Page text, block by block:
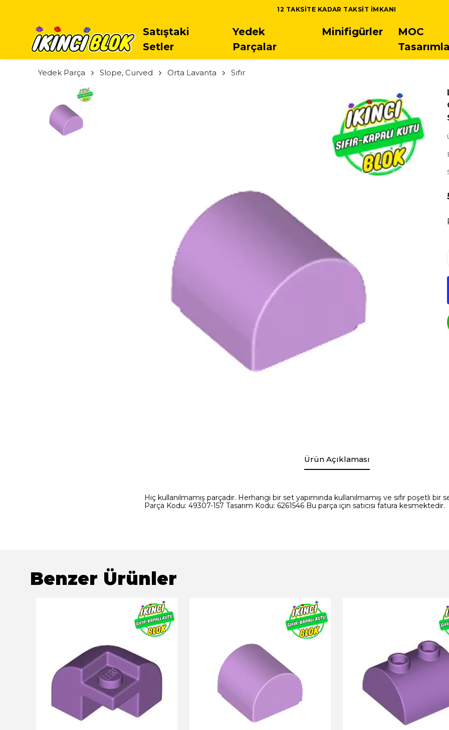
12 TAKSITE KADAR TAKSIT IMKANI
Satıştaki
Setler
Yedek
Parçalar
Minifigürler
MOC
Yedek Parça Slope, Curved Orta Lavanta Sıfır
Ürün Açıklaması
Hiç kullanılmamış parçadır. Herhangi bir set yapımında kullanılmamış ve sıfır poşetli bir
Parça Kodu: 49307-157 Tasarım Kodu: 6261546 Bu parça için satıcısı fatura kesmektedir.
Benzer Ürünler